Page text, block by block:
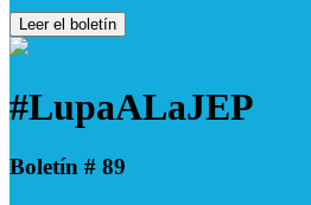
Leer el boletín
#LupaALaJEP
Boletín # 89